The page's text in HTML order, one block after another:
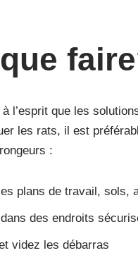
l’esprit que les
les rats, il est
:
plans de travail, sols,
des endroits
videz les débarras